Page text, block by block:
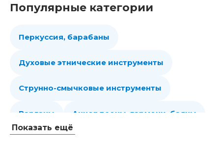
Популярные категории
Перкуссия, барабаны
Духовые этнические инструменты
Струнно-смычковые инструменты
Варганы Аккордеоны, гармони, баяны
Показать ещё